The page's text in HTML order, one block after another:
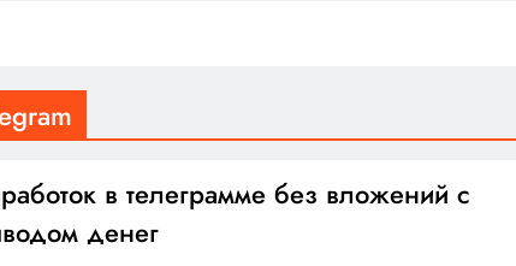
в телеграмме без вложений с
денег